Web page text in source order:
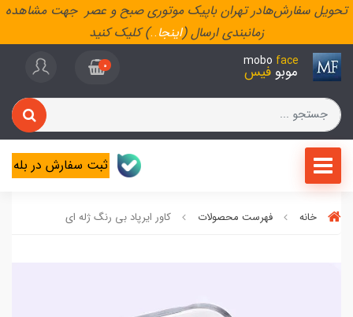
تحویل سفارش‌هادر تهران باپیک موتوری صبح و عصر جهت مشاهده
زمانبندی ارسال (اینجا..) کلیک کنید
mobo face
موبو فیس 0
ثبت سفارش در بله
خانه فهرست محصولات کاور ایرپاد بی رنگ ژله ای